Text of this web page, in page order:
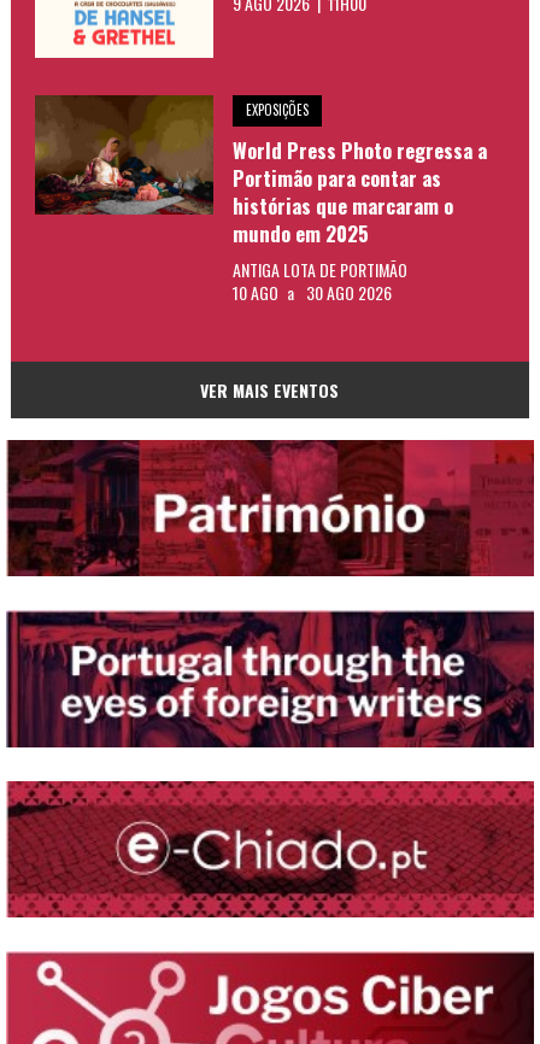
EXPOSIÇÕES
World Press Photo regressa a
Portimão para contar as
histórias que marcaram o
mundo em 2025
ANTIGA LOTA DE PORTIMÃO
10 AGO a 30 AGO 2026
VER MAIS EVENTOS